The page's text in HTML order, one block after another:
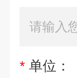
* 单位：